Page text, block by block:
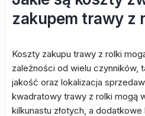
zakupem trawy z
Koszty zakupu trawy z rolki
zależności od wielu czynników,
jakość oraz lokalizacja
kwadratowy trawy z rolki mogą
kilkunastu złotych, a